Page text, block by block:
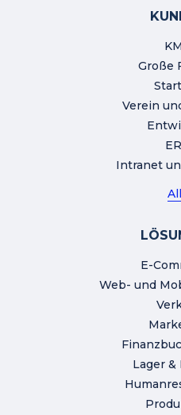
Große
Verein
Intranet
E-
Web- und
Lager &